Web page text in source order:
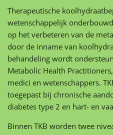
Therapeutische
wetenschappelijk
op het verbeteren van de
door de inname van
behandeling wordt
Metabolic Health
medici en wetenschappers.
toegepast bij chronische
diabetes type 2 en hart- en
Binnen TKB worden twee